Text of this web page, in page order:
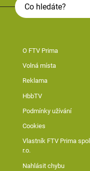
O FTV Prima
Volná místa
Reklama
HbbTV
Podmínky užívání
Cookies
Vlastník FTV Prima
r.o.
Nahlásit chybu